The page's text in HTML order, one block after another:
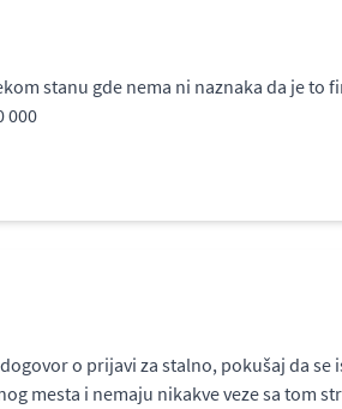
stanu gde nema ni naznaka da je to
000
o prijavi za stalno, pokušaj da se
mesta i nemaju nikakve veze sa tom